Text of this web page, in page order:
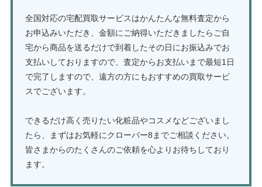
全国対応の宅配買取サービスはかんたんな無料査定から
お申込みいただき、金額にご納得いただきましたらご自
宅から商品を送るだけで到着したその日にお振込みでお
支払いしておりますので、査定からお支払いまで最短1日
で完了しますので、遠方の方にもおすすめの買取サービ
スでございます。
できるだけ高く売りたい化粧品やコスメなどございまし
たら、まずはお気軽にクローバー8までご相談ください。
皆さまからのたくさんのご依頼を心よりお待ちしており
ます。